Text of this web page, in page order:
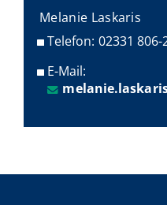
Melanie Laskaris
Telefon: 02331 806-
E-Mail: